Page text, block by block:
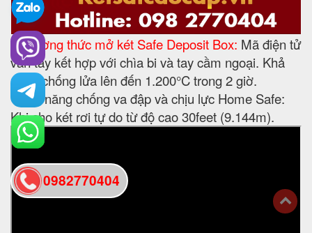
• Phương thức mở két Safe Deposit Box: Mã điện tử
vân tay kết hợp với chìa bi và tay cầm ngoại. Khả
năng chống lửa lên đến 1.200°C trong 2 giờ.
• Khả năng chống va đập và chịu lực Home Safe:
Khi cho két rơi tự do từ độ cao 30feet (9.144m).
0982770404